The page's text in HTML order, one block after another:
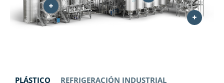
PLÁSTICO REFRIGERACIÓN INDUSTRIAL